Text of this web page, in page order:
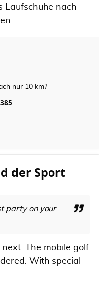
Laufschuhe nach
...
nur 10 km?
385
der Sport
party on your
next. The mobile golf
With special